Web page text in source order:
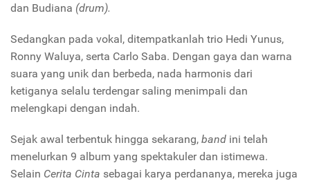
dan Budiana (drum).
Sedangkan pada vokal, ditempatkanlah trio Hedi Yunus,
Ronny Waluya, serta Carlo Saba. Dengan gaya dan warna
suara yang unik dan berbeda, nada harmonis dari
ketiganya selalu terdengar saling menimpali dan
melengkapi dengan indah.
Sejak awal terbentuk hingga sekarang, band ini telah
menelurkan 9 album yang spektakuler dan istimewa.
Selain Cerita Cinta sebagai karya perdananya, mereka juga